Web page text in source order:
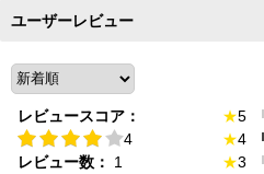
ユーザーレビュー
レビュースコア：
4
レビュー数：
1
★5
★4
★3